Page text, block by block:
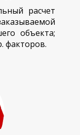
расчет
объекта;
факторов.